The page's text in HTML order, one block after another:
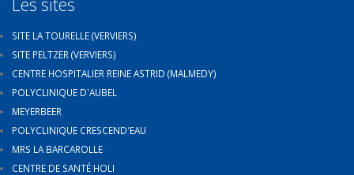
SITE LA TOURELLE (VERVIERS)
SITE PELTZER (VERVIERS)
CENTRE HOSPITALIER REINE ASTRID (MALMEDY)
POLYCLINIQUE D'AUBEL
MEYERBEER
POLYCLINIQUE CRESCEND'EAU
MRS LA BARCAROLLE
CENTRE DE SANTÉ HOLI